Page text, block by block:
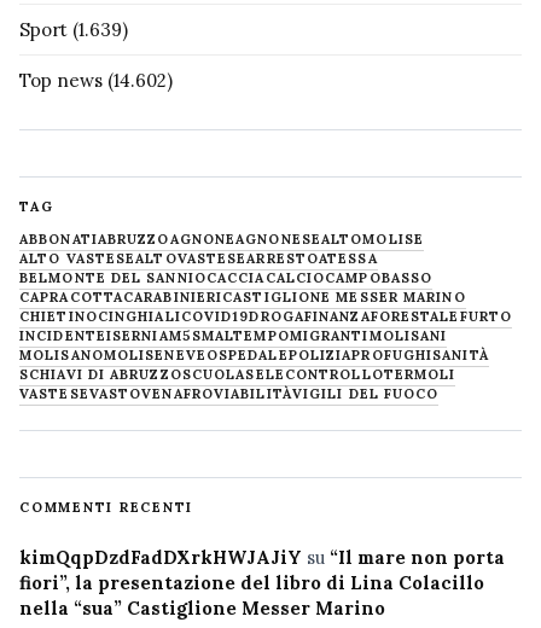
Sport (1.639)
Top news (14.602)
TAG
ABBONATIABRUZZOAGNONEAGNONESEALTOMOLISE
ALTO VASTESEALTOVASTESEARRESTOATESSA
BELMONTE DEL SANNIOCACCIACALCIOCAMPOBASSO
CAPRACOTTACARABINIERICASTIGLIONE MESSER MARINO
CHIETINOCINGHIALICOVID19DROGAFINANZAFORESTALE FURTO
INCIDENTEISERNIAM5SMALTEMPOMIGRANTIMOLISANI
MOLISANOMOLISENEVE OSPEDALEPOLIZIAPROFUGHISANITÀ
SCHIAVI DI ABRUZZOSCUOLASELECONTROLLOTERMOLI
VASTESEVASTOVENAFROVIABILITÀVIGILI DEL FUOCO
COMMENTI RECENTI
kimQqpDzdFadDXrkHWJAJiY su “Il mare non porta
fiori”, la presentazione del libro di Lina Colacillo
nella “sua” Castiglione Messer Marino